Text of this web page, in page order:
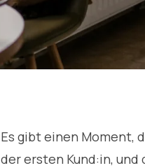
Es gibt einen Moment,
der ersten Kund:in, und